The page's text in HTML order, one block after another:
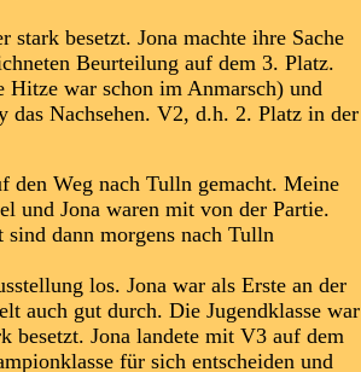
Jona machte ihre Sache
Beurteilung auf dem 3. Platz.
schon im Anmarsch) und
V2, d.h. 2. Platz in der
den Weg nach Tulln gemacht. Meine
waren mit von der Partie.
morgens nach Tulln
los. Jona war als Erste an der
gut durch. Die Jugendklasse war
Jona landete mit V3 auf dem
für sich entscheiden und